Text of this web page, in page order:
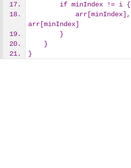
        if minIndex != i {
arr[minIndex]
        }
    }
}